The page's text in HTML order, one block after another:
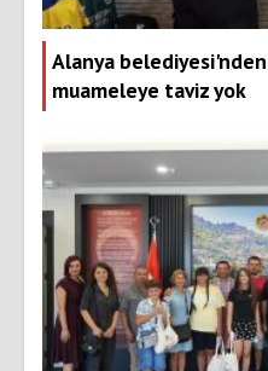
Alanya
muameleye taviz yok